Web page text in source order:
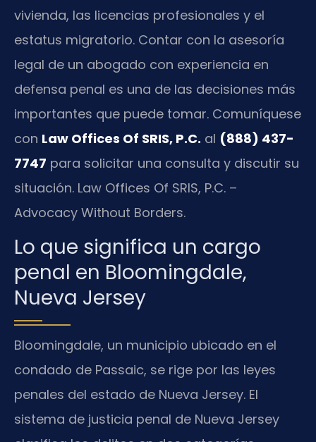
vivienda, las licencias profesionales y el
estatus migratorio. Contar con la asesoría
legal de un abogado con experiencia en
defensa penal es una de las decisiones más
importantes que puede tomar. Comuníquese
con Law Offices Of SRIS, P.C. al (888) 437-
7747 para solicitar una consulta y discutir su
situación. Law Offices Of SRIS, P.C. –
Advocacy Without Borders.
Lo que significa un cargo
penal en Bloomingdale,
Nueva Jersey
Bloomingdale, un municipio ubicado en el
condado de Passaic, se rige por las leyes
penales del estado de Nueva Jersey. El
sistema de justicia penal de Nueva Jersey